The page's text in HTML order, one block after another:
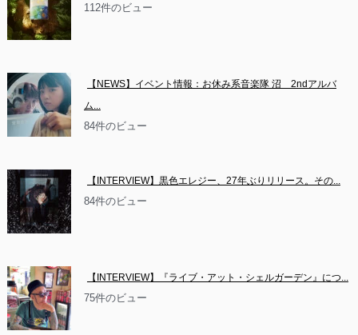
112件のビュー
【NEWS】イベント情報：お休み系音楽隊 沼　2ndアルバ
ム...
84件のビュー
【INTERVIEW】黒色エレジー、27年ぶりリリース。その...
84件のビュー
【INTERVIEW】『ライブ・アット・シェルガーデン』につ...
75件のビュー